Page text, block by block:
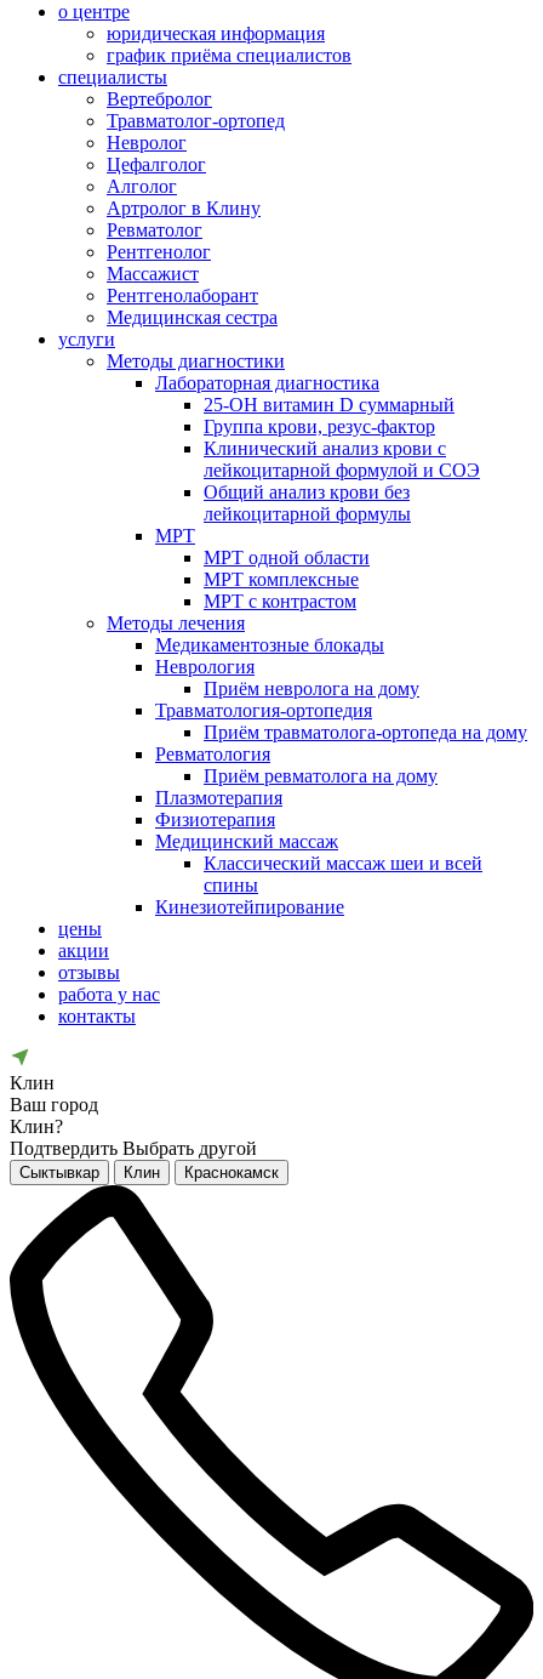
о центре
юридическая информация
график приёма специалистов
специалисты
Вертебролог
Травматолог-ортопед
Невролог
Цефалголог
Алголог
Артролог в Клину
Ревматолог
Рентгенолог
Массажист
Рентгенолаборант
Медицинская сестра
услуги
Методы диагностики
Лабораторная диагностика
25-OH витамин D суммарный
Группа крови, резус-фактор
Клинический анализ крови с
лейкоцитарной формулой и СОЭ
Общий анализ крови без
лейкоцитарной формулы
МРТ
МРТ одной области
МРТ комплексные
МРТ с контрастом
Методы лечения
Медикаментозные блокады
Неврология
Приём невролога на дому
Травматология-ортопедия
Приём травматолога-ортопеда на дому
Ревматология
Приём ревматолога на дому
Плазмотерапия
Физиотерапия
Медицинский массаж
Классический массаж шеи и всей
спины
Кинезиотейпирование
цены
акции
отзывы
работа у нас
контакты
Клин
Ваш город
Клин?
Подтвердить Выбрать другой
Сыктывкар Клин Краснокамск